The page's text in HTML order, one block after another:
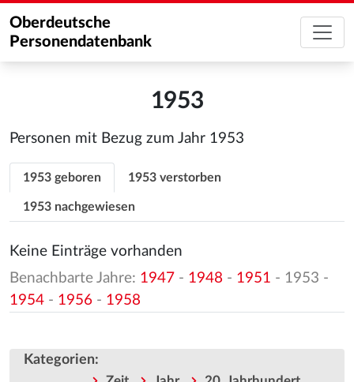
Oberdeutsche
Personendatenbank
1953
Personen mit Bezug zum Jahr 1953
1953 geboren 1953 verstorben
1953 nachgewiesen
Keine Einträge vorhanden
Benachbarte Jahre: 1947 - 1948 - 1951 - 1953 -
1954 - 1956 - 1958
Kategorien: